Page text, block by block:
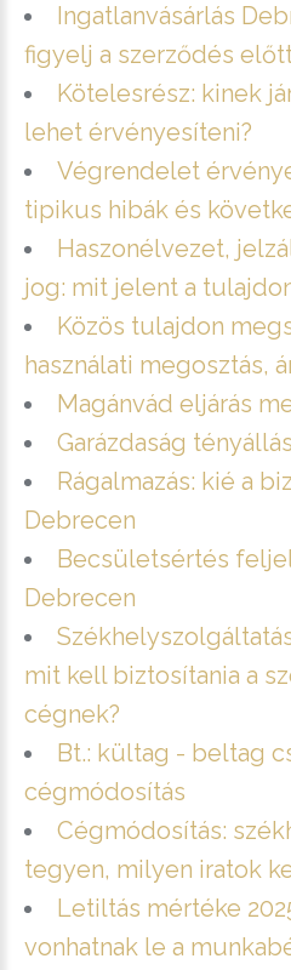
Ingatlanvásárlás
figyelj a szerződés
Kötelesrész: kinek
lehet érvényesíteni?
Végrendelet
tipikus hibák és
Haszonélvezet,
jog: mit jelent a
Közös tulajdon
használati megosztás,
Magánvád eljárás
Garázdaság
Rágalmazás: kié a
Debrecen
Becsületsértés
Debrecen
mit kell biztosítania a
cégnek?
Bt.: kültag - beltag
cégmódosítás
Cégmódosítás:
tegyen, milyen iratok
Letiltás mértéke
vonhatnak le a